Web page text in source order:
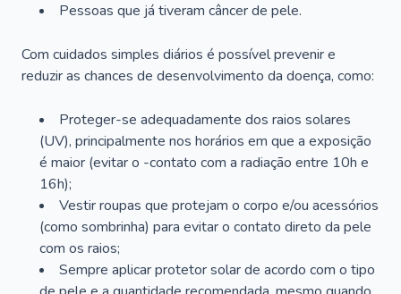
Pessoas que já tiveram câncer de pele.
Com cuidados simples diários é possível prevenir e
reduzir as chances de desenvolvimento da doença, como:
Proteger-se adequadamente dos raios solares
(UV), principalmente nos horários em que a exposição
é maior (evitar o -contato com a radiação entre 10h e
16h);
Vestir roupas que protejam o corpo e/ou acessórios
(como sombrinha) para evitar o contato direto da pele
com os raios;
Sempre aplicar protetor solar de acordo com o tipo